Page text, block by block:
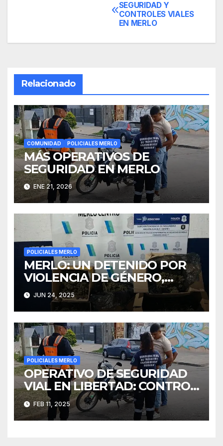
entradas
SEGURIDAD Y
CONTROLES VIALES
EN MERLO
Relacionado
COMUNIDAD POLICIALES MERLO
MÁS OPERATIVOS DE
SEGURIDAD EN MERLO
ENE 21, 2026
POLICIALES MERLO
MERLO: UN DETENIDO POR
VIOLENCIA DE GÉNERO,
DROGAS Y MUNICIONES
INCAUTADAS
JUN 24, 2025
POLICIALES MERLO
OPERATIVO DE SEGURIDAD
VIAL EN LIBERTAD: CONTROL
DE DOCUMENTACIÓN Y
SEGURIDAD
FEB 11, 2025